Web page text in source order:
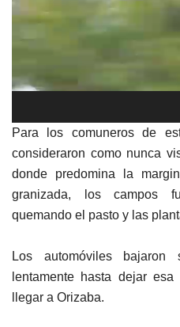
Para los comuneros de
consideraron como nunca
donde predomina la
granizada, los campos
quemando el pasto y las
Los automóviles
lentamente hasta dejar
llegar a Orizaba.